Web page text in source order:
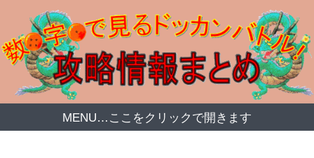
MENU…ここをクリックで開きます